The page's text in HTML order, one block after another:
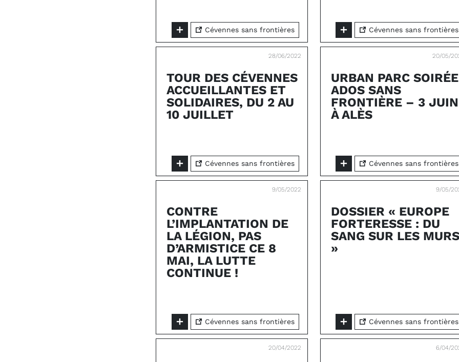
Cévennes sans frontières Cévennes sans frontières
28/06/2022
TOUR DES CÉVENNES
ACCUEILLANTES ET
SOLIDAIRES, DU 2 AU
10 JUILLET
Cévennes sans frontières
20/05/
URBAN PARC SOIRÉE
ADOS SANS
FRONTIÈRE – 3 JUIN
À ALÈS
Cévennes sans frontières
9/05/2022
CONTRE
L’IMPLANTATION DE
LA LÉGION, PAS
D’ARMISTICE CE 8
MAI, LA LUTTE
CONTINUE !
Cévennes sans frontières
9/05/
DOSSIER « EUROPE
FORTERESSE : DU
SANG SUR LES MURS
»
Cévennes sans frontières
20/04/2022 6/04/